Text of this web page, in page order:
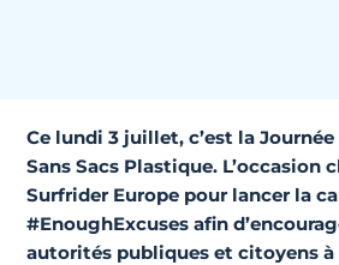
Ce lundi 3 juillet, c’est la
Sans Sacs Plastique. L’occasion
Surfrider Europe pour lancer la
#EnoughExcuses afin
autorités publiques et citoyens à